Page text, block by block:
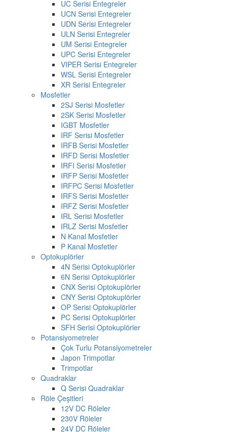
UC Serisi Entegreler
UCN Serisi Entegreler
UDN Serisi Entegreler
ULN Serisi Entegreler
UM Serisi Entegreler
UPC Serisi Entegreler
VIPER Serisi Entegreler
WSL Serisi Entegreler
XR Serisi Entegreler
Mosfetler
2SJ Serisi Mosfetler
2SK Serisi Mosfetler
IGBT Mosfetler
IRF Serisi Mosfetler
IRFB Serisi Mosfetler
IRFD Serisi Mosfetler
IRFI Serisi Mosfetler
IRFP Serisi Mosfetler
IRFPC Serisi Mosfetler
IRFS Serisi Mosfetler
IRFZ Serisi Mosfetler
IRL Serisi Mosfetler
IRLZ Serisi Mosfetler
N Kanal Mosfetler
P Kanal Mosfetler
Optokuplörler
4N Serisi Optokuplörler
6N Serisi Optokuplörler
CNX Serisi Optokuplörler
CNY Serisi Optokuplörler
OP Serisi Optokuplörler
PC Serisi Optokuplörler
SFH Serisi Optokuplörler
Potansiyometreler
Çok Turlu Potansiyometreler
Japon Trimpotlar
Trimpotlar
Quadraklar
Q Serisi Quadraklar
Röle Çeşitleri
12V DC Röleler
230V Röleler
24V DC Röleler